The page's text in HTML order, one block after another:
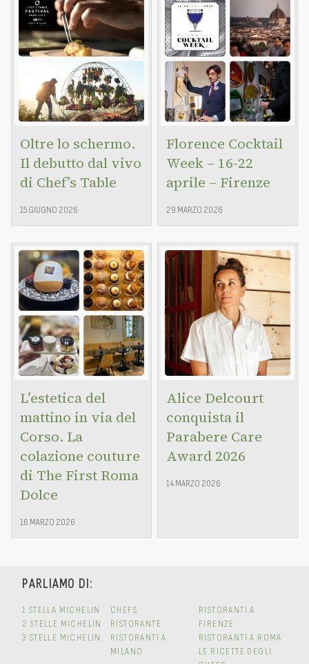
Oltre lo schermo.
Il debutto dal vivo
di Chef’s Table
15 GIUGNO 2026
Florence Cocktail
Week – 16-22
aprile – Firenze
29 MARZO 2026
L’estetica del
mattino in via del
Corso. La
colazione couture
di The First Roma
Dolce
16 MARZO 2026
Alice Delcourt
conquista il
Parabere Care
Award 2026
14 MARZO 2026
PARLIAMO DI:
1 STELLA MICHELIN
2 STELLE MICHELIN
3 STELLE MICHELIN
CHEFS
RISTORANTE
RISTORANTI A
MILANO
RISTORANTI A
FIRENZE
RISTORANTI A ROMA
LE RICETTE DEGLI